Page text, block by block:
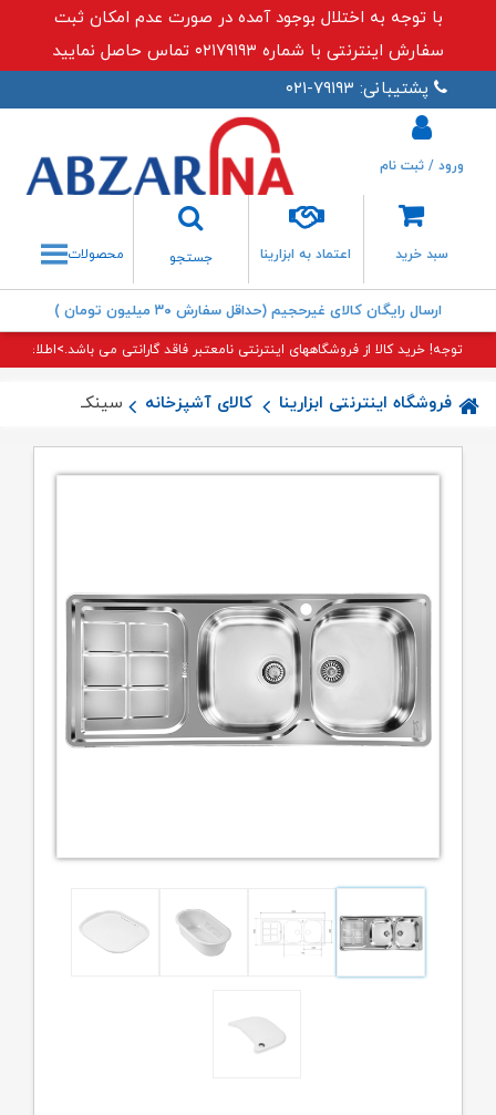
با توجه به اختلال بوجود آمده در صورت عدم امکان ثبت
سفارش اینترنتی با شماره ۰۲۱۷۹۱۹۳ تماس حاصل نمایید
پشتیبانی: ۷۹۱۹۳-۰۲۱
سبد خرید اعتماد به ابزارینا
جستجو
جستجو
ورود / ثبت نام
محصولات
ارسال رایگان کالای غیرحجیم (حداقل سفارش ۳۰ میلیون تومان )
توجه! خرید کالا از فروشگاههای اینترنتی نامعتبر فاقد گارانتی می باشد.>اطلاعات
فروشگاه اینترنتی ابزارینا کالای آشپزخانه سینک ۱۴۷ توکار اخوان